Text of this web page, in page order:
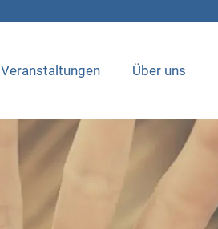
Veranstaltungen Über uns